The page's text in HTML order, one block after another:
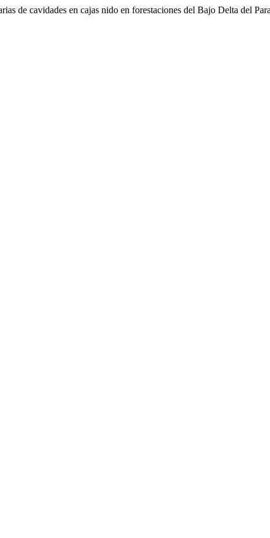
de cavidades en cajas nido en forestaciones del Bajo Delta del